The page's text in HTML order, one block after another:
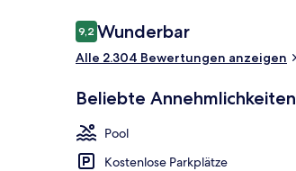
Bewertungen
9,29,2 von 10.
Wunderbar
Alle 2.304 Bewertungen anzeigen
Beliebte Annehmlichkeiten
Pool
Kostenlose Parkplätze